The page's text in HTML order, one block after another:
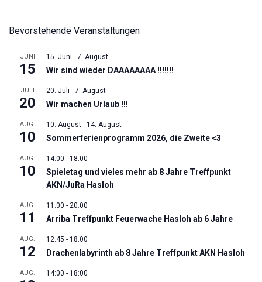
Bevorstehende Veranstaltungen
JUNI
15
15. Juni - 7. August
Wir sind wieder DAAAAAAAA !!!!!!!
JULI
20
20. Juli - 7. August
Wir machen Urlaub !!!
AUG.
10
10. August - 14. August
Sommerferienprogramm 2026, die Zweite <3
AUG.
10
14:00 - 18:00
Spieletag und vieles mehr ab 8 Jahre Treffpunkt
AKN/JuRa Hasloh
AUG.
11
11:00 - 20:00
Arriba Treffpunkt Feuerwache Hasloh ab 6 Jahre
AUG.
12
12:45 - 18:00
Drachenlabyrinth ab 8 Jahre Treffpunkt AKN Hasloh
AUG. 14:00 - 18:00